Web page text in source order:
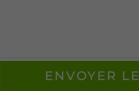
ENVOYER LE